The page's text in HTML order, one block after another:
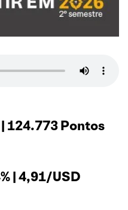
124.773 Pontos
| 4,91/USD